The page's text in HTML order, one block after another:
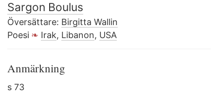
Sargon Boulus
Översättare: Birgitta Wallin
Poesi
Irak, Libanon, USA
Anmärkning
s 73